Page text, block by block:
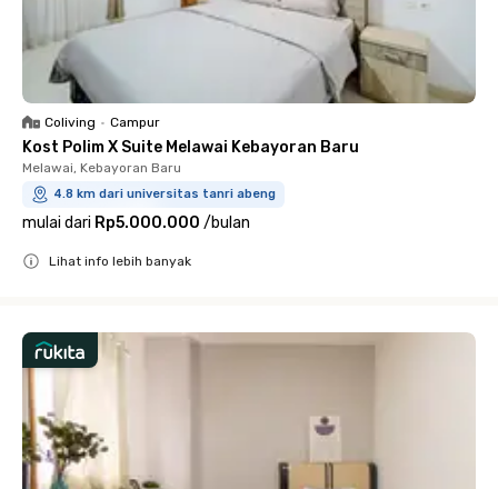
Coliving • Campur
Kost Polim X Suite Melawai Kebayoran Baru
Melawai, Kebayoran Baru
4.8 km dari universitas tanri abeng
mulai dari Rp5.000.000 /bulan
Lihat info lebih banyak